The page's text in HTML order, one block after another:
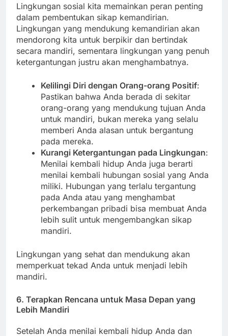
Lingkungan sosial kita memainkan peran penting
dalam pembentukan sikap kemandirian.
Lingkungan yang mendukung kemandirian akan
mendorong kita untuk berpikir dan bertindak
secara mandiri, sementara lingkungan yang penuh
ketergantungan justru akan menghambatnya.
Kelilingi Diri dengan Orang-orang Positif:
Pastikan bahwa Anda berada di sekitar
orang-orang yang mendukung tujuan Anda
untuk mandiri, bukan mereka yang selalu
memberi Anda alasan untuk bergantung
pada mereka.
Kurangi Ketergantungan pada Lingkungan:
Menilai kembali hidup Anda juga berarti
menilai kembali hubungan sosial yang Anda
miliki. Hubungan yang terlalu tergantung
pada Anda atau yang menghambat
perkembangan pribadi bisa membuat Anda
lebih sulit untuk mengembangkan sikap
mandiri.
Lingkungan yang sehat dan mendukung akan
memperkuat tekad Anda untuk menjadi lebih
mandiri.
6. Terapkan Rencana untuk Masa Depan yang
Lebih Mandiri
Setelah Anda menilai kembali hidup Anda dan